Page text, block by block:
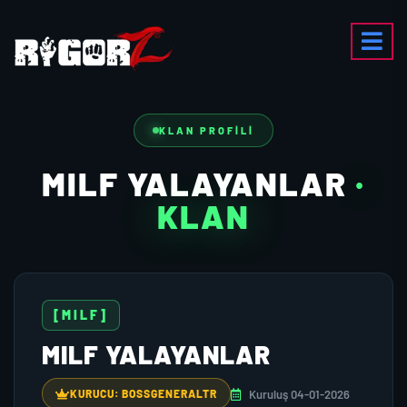
KLAN PROFILI
MILF YALAYANLAR ·
KLAN
[MILF]
MILF YALAYANLAR
KURUCU: BOSSGENERALTR Kuruluş 04-01-2026